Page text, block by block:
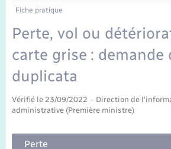
Etat-civil - Papiers -
Mariage – PACS
Parrainage civil
Recensement
Logement - Urbanisme
Loisirs
Nouvel habitant
Transports scolaires
Travaux - Autorisation
Compétences
Plan interactif
Présentation de la commune
Fiche pratique
Perte, vol ou
carte grise : demande
duplicata
Vérifié le 23/09/2022 – Direction de
administrative (Première ministre)
Perte